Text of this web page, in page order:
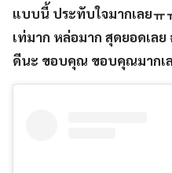
แบบนี้ ประทับใจมากเลยㅠ
เท่มาก หล่อมาก สุดยอดเลย
ดีนะ ขอบคุณ ขอบคุณมากเ